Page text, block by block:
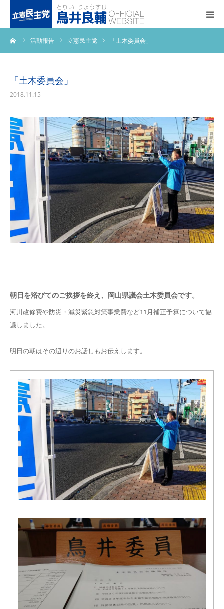
活動報告 立憲民主党 「土木委員会」
「土木委員会」
2018.11.15
朝日を浴びてのご挨拶を終え、岡山県議会土木委員会です。
河川改修費や防災・減災緊急対策事業費など11月補正予算について協
議しました。
明日の朝はその辺りのお話しもお伝えします。
トップページ
プロフィール
事務所アクセス
活動報告